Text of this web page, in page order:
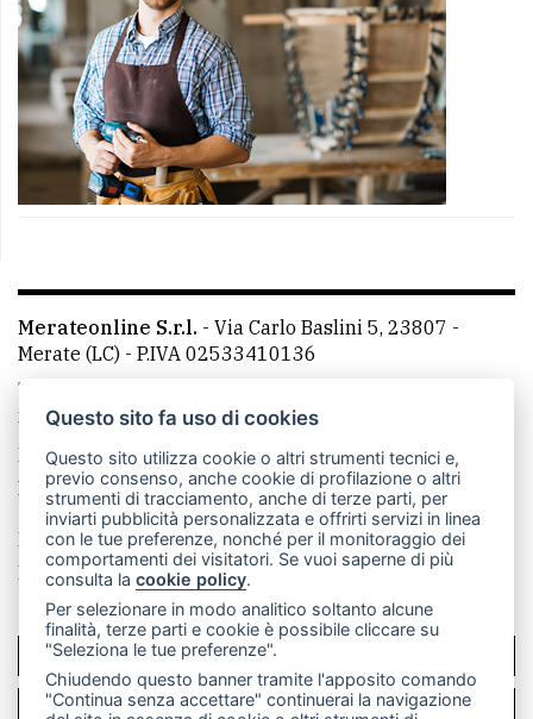
Merateonline S.r.l. - Via Carlo Baslini 5, 23807 -
Merate (LC) - P.IVA 02533410136
Telefono:
mail: redazione@merateonline.it
La redazione
CasateOnline LeccoOnline
RSS
Made by VIP
Privacy policy
Cookie policy
Rivedi le tue scelte sui cookie
SCRIVICI
PER LA TUA PUBBLICITÀ
Questo sito fa uso di cookies
Questo sito utilizza cookie o altri strumenti tecnici e,
previo consenso, anche cookie di profilazione o altri
strumenti di tracciamento, anche di terze parti, per
inviarti pubblicità personalizzata e offrirti servizi in linea
con le tue preferenze, nonché per il monitoraggio dei
comportamenti dei visitatori. Se vuoi saperne di più
consulta lacookie policy.
Per selezionare in modo analitico soltanto alcune
finalità, terze parti e cookie è possibile cliccare su
"Seleziona le tue preferenze".
Chiudendo questo banner tramite l'apposito comando
"Continua senza accettare" continuerai la navigazione